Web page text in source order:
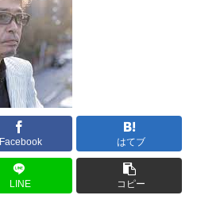
Facebook はてブ
LINE コピー